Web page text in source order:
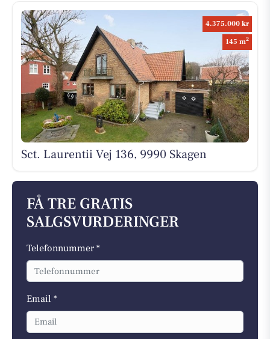
4.375.000 kr
145 m2
Sct. Laurentii Vej 136, 9990 Skagen
FÅ TRE GRATIS
SALGSVURDERINGER
Telefonnummer *
Email *